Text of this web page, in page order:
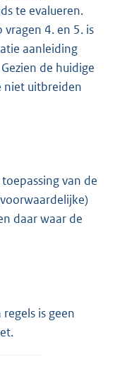
te evalueren.
4. en 5. is
aanleiding
de huidige
niet uitbreiden
van de
daar waar de
is geen